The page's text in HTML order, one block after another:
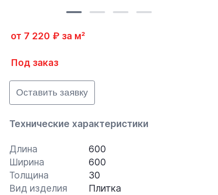
от 7 220 ₽ за м²
Под заказ
Оставить заявку
Технические характеристики
Длина
600
Ширина
600
Толщина
30
Вид изделия
Плитка